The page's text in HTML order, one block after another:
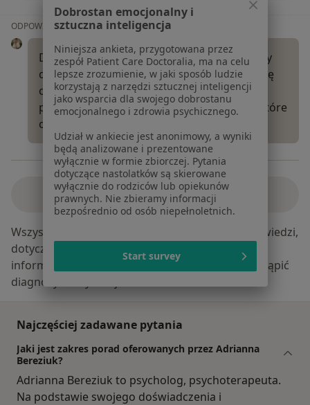
ODPOWIEDŹ LEKARZA:
Dzień dobry, kwarantanna do bardzo trudny
czas dla nas wszystkich. Coraz częściej słyszę
od moich pacjentów, że mają problemy z
poradzeniem sobie z trudnymi emocjami, które
odreagowują na partnerze…
Zobacz wszystkie odpowiedzi
Wszystkie treści, w szczególności pytania i odpowiedzi,
dotyczące tematyki medycznej mają charakter
informacyjny i w żadnym wypadku nie mogą zastąpić
diagnozy medycznej.
Najczęściej zadawane pytania
Jaki jest zakres porad oferowanych przez Adrianna
Bereziuk?
Adrianna Bereziuk to psycholog, psychoterapeuta.
Na podstawie swojego doświadczenia i
Dobrostan emocjonalny i
sztuczna inteligencja
Niniejsza ankieta, przygotowana przez
zespół Patient Care Doctoralia, ma na celu
lepsze zrozumienie, w jaki sposób ludzie
korzystają z narzędzi sztucznej inteligencji
jako wsparcia dla swojego dobrostanu
emocjonalnego i zdrowia psychicznego.
Udział w ankiecie jest anonimowy, a wyniki
będą analizowane i prezentowane
wyłącznie w formie zbiorczej. Pytania
dotyczące nastolatków są skierowane
wyłącznie do rodziców lub opiekunów
prawnych. Nie zbieramy informacji
bezpośrednio od osób niepełnoletnich.
Start survey